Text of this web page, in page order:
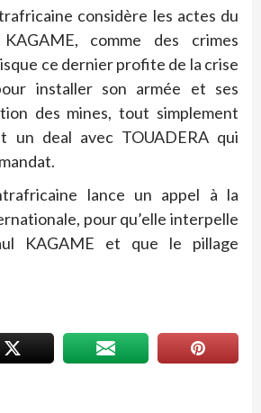
considère les actes du
comme des crimes
ce dernier profite de la crise
installer son armée et ses
des mines, tout simplement
un deal avec TOUADERA qui
lance un appel à la
pour qu’elle interpelle
KAGAME et que le pillage